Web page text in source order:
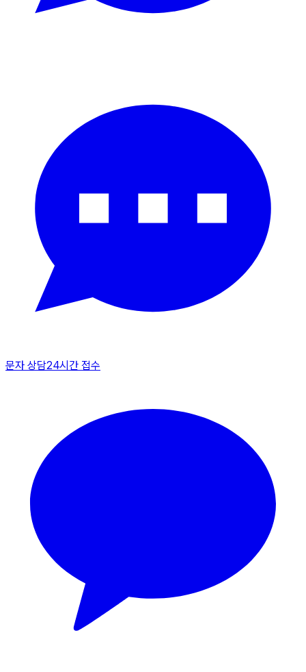
문자 상담24시간 접수